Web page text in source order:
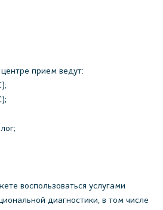
прием ведут:
воспользоваться услугами
диагностики, в том числе